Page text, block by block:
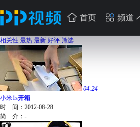
首页 频道
相关性 最热 最新 好评 筛选
04:24
小米1s开箱
时 间： 2012-08-28
简 介： -